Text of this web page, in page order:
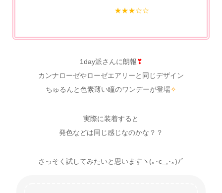
★★★☆☆
1day派さんに朗報❣
カンナローゼやローゼエアリーと同じデザイン
ちゅるんと色素薄い瞳のワンデーが登場✧
実際に装着すると
発色などは同じ感じなのかな？？
さっそく試してみたいと思いますヽ(｡･c_,･｡)ﾉﾞ